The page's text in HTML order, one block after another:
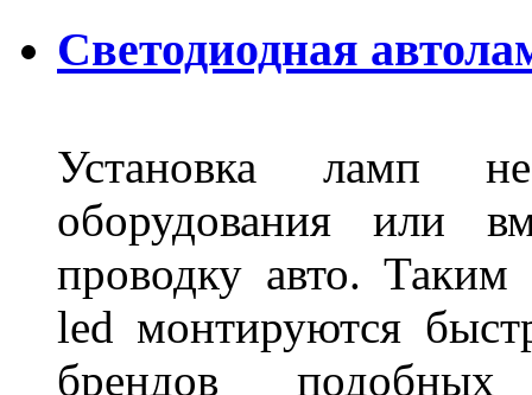
Светодиодная
Установка ламп не
оборудования или
проводку авто.
led монтируются
брендов подобных